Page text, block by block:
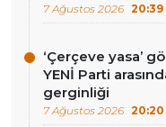
7 Ağustos 2026 20:39
‘Çerçeve yasa’
YENİ Parti
gerginliği
7 Ağustos 2026 20:20